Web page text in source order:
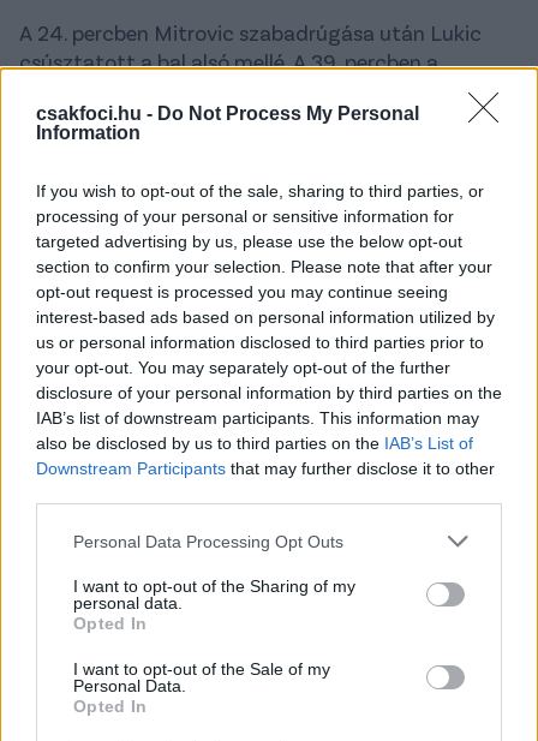
csakfoci.hu - Do Not Process My Personal
Information
If you wish to opt-out of the sale, sharing to third parties, or
processing of your personal or sensitive information for
targeted advertising by us, please use the below opt-out
section to confirm your selection. Please note that after your
opt-out request is processed you may continue seeing
interest-based ads based on personal information utilized by
us or personal information disclosed to third parties prior to
your opt-out. You may separately opt-out of the further
disclosure of your personal information by third parties on the
IAB’s list of downstream participants. This information may
also be disclosed by us to third parties on the IAB’s List of
Downstream Participants that may further disclose it to other
Please note that this website/app uses one or more Google
not limited to your visit or usage behaviour. You may click to
grant or deny consent to Google and its third-party tags to
use your data for below specified purposes in below Google
consent section.
Personal Data Processing Opt Outs
I want to opt-out of the Sharing of my
personal data.
Opted In
I want to opt-out of the Sale of my
Personal Data.
Opted In
A 24. percben Mitrovic szabadrúgása után Lukic
csúsztatott a bal alsó mellé. A 39. percben a
mérkőzés legnagyobb lehetősége a Honvéd előtt
adódott. Mitrovic jobbról adott be, a 11-es ponton
Tamás érkezett nagy lendülettel, majd épphogy a
II. félidő
A fordulást követően a Kecskemét is helyzettel
jelentkezett. Banó-Szabó vezette át a félpályán a
labdát, nem támadták meg, majd ballal, távolról
lőtt, bivalyerős lövése a keresztlécen csattant.
A 66. percben Kocsis cselezte be magát a
tizenhatoson belülre, középen Ennin érkezett, de a
kapu előtt csúsztatta el a labdát. A 80. percben
Kecskemét elhozott egy pontot a Bozsik Arénából
és továbbra is a tabella harmadik helyén áll. A
Honvéd maradt a hetedik helyen és sorozatban a
harmadik mérkőzésén nem kapott gólt.